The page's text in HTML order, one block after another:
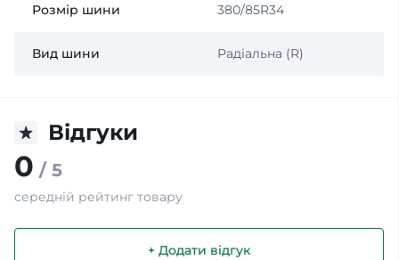
Розмір шини 380/85R34
Вид шини Радіальна (R)
Відгуки
0 / 5
середній рейтинг товару
+ Додати відгук